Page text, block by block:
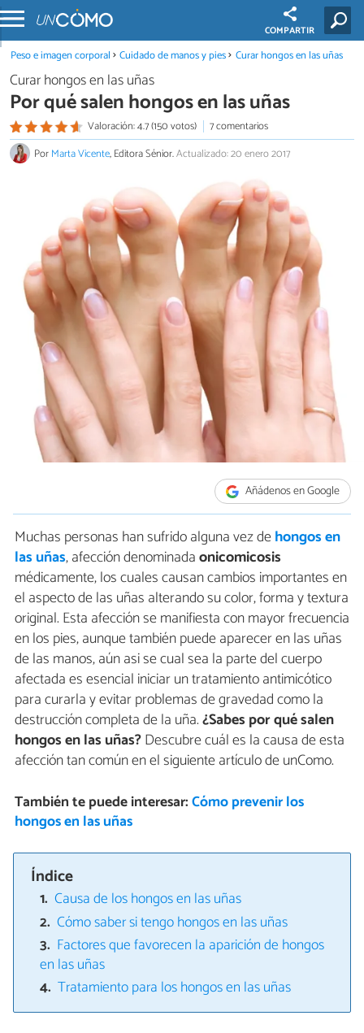
COMPARTIR
Peso e imagen corporal Cuidado de manos y pies Curar hongos en las uñas
Curar hongos en las uñas
Por qué salen hongos en las uñas
Valoración: 4.7 (150 votos)
7 comentarios
PorMarta Vicente, Editora Sénior.Actualizado: 20 enero 2017
Añádenos en Google
Muchas personas han sufrido alguna vez dehongos en
las uñas, afección denominadaonicomicosis
médicamente, los cuales causan cambios importantes en
el aspecto de las uñas alterando su color, forma y textura
original. Esta afección se manifiesta con mayor frecuencia
en los pies, aunque también puede aparecer en las uñas
de las manos, aún asi se cual sea la parte del cuerpo
afectada es esencial iniciar un tratamiento antimicótico
para curarla y evitar problemas de gravedad como la
destrucción completa de la uña.¿Sabes por qué salen
hongos en las uñas?Descubre cuál es la causa de esta
afección tan común en el siguiente artículo de unComo.
También te puede interesar:Cómo prevenir los
hongos en las uñas
Índice
Causa de los hongos en las uñas
Cómo saber si tengo hongos en las uñas
Factores que favorecen la aparición de hongos
en las uñas
Tratamiento para los hongos en las uñas